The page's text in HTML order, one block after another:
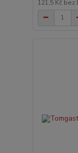
121,5 Kč bez